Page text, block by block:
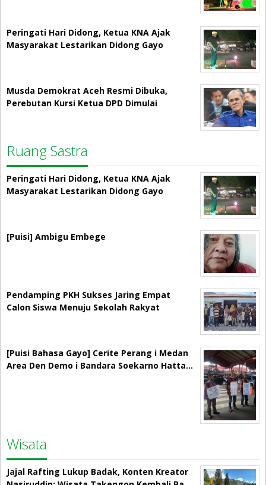
Peringati Hari Didong, Ketua KNA Ajak
Masyarakat Lestarikan Didong Gayo
Musda Demokrat Aceh Resmi Dibuka,
Perebutan Kursi Ketua DPD Dimulai
Ruang Sastra
Peringati Hari Didong, Ketua KNA Ajak
Masyarakat Lestarikan Didong Gayo
[Puisi] Ambigu Embege
Pendamping PKH Sukses Jaring Empat
Calon Siswa Menuju Sekolah Rakyat
[Puisi Bahasa Gayo] Cerite Perang i Medan
Area Den Demo i Bandara Soekarno Hatta…
Wisata
Jajal Rafting Lukup Badak, Konten Kreator